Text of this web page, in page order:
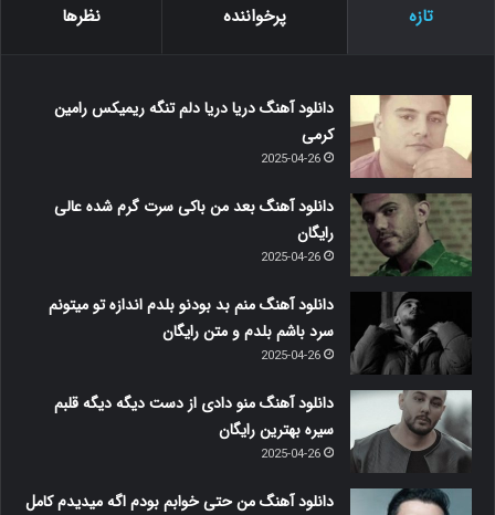
تازه پرخواننده نظرها
دانلود آهنگ دریا دریا دلم تنگه ریمیکس رامین
کرمی
2025-04-26
دانلود آهنگ بعد من باکی سرت گرم شده عالی
رایگان
2025-04-26
دانلود آهنگ منم بد بودنو بلدم اندازه تو میتونم
سرد باشم بلدم و متن رایگان
2025-04-26
دانلود آهنگ منو دادی از دست دیگه دیگه قلبم
سیره بهترین رایگان
2025-04-26
دانلود آهنگ من حتی خوابم بودم اگه میدیدم کامل